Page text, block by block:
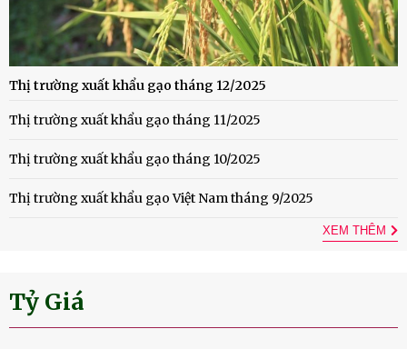
Thị trường xuất khẩu gạo tháng 12/2025
Thị trường xuất khẩu gạo tháng 11/2025
Thị trường xuất khẩu gạo tháng 10/2025
Thị trường xuất khẩu gạo Việt Nam tháng 9/2025
XEM THÊM
Tỷ Giá